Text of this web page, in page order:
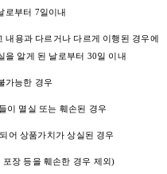
로부터 7일이내
내용과 다르거나 다르게 이행된 경우에
을 알게 된 날로부터 30일 이내
가능한 경우
이 멸실 또는 훼손된 경우
어 상품가치가 상실된 경우
장 등을 훼손한 경우 제외)